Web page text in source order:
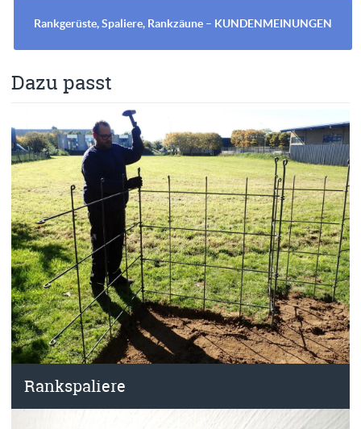
Rankgerüste, Spaliere, Rankzäune – KUNDENMEINUNGEN
Dazu passt
Rankspaliere